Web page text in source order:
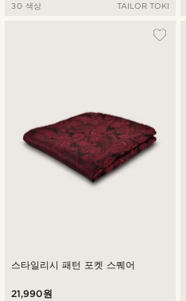
30 색상 TAILOR TOKI
스타일리시 패턴 포켓 스퀘어
21,990원